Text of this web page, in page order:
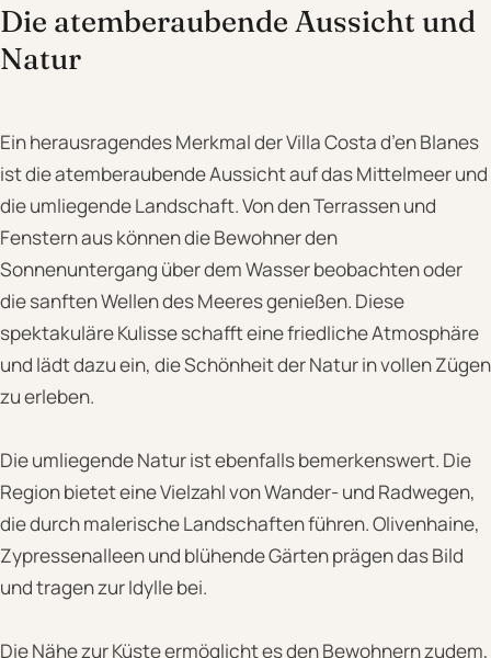
Die atemberaubende Aussicht und
Natur
Ein herausragendes Merkmal der Villa Costa d’en Blanes
ist die atemberaubende Aussicht auf das Mittelmeer und
die umliegende Landschaft. Von den Terrassen und
Fenstern aus können die Bewohner den
Sonnenuntergang über dem Wasser beobachten oder
die sanften Wellen des Meeres genießen. Diese
spektakuläre Kulisse schafft eine friedliche Atmosphäre
und lädt dazu ein, die Schönheit der Natur in vollen Zügen
zu erleben.
Die umliegende Natur ist ebenfalls bemerkenswert. Die
Region bietet eine Vielzahl von Wander- und Radwegen,
die durch malerische Landschaften führen. Olivenhaine,
Zypressenalleen und blühende Gärten prägen das Bild
und tragen zur Idylle bei.
Die Nähe zur Küste ermöglicht es den Bewohnern zudem,